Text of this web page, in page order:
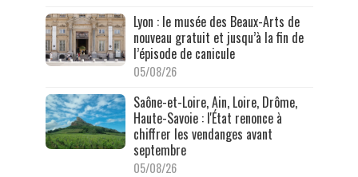
Lyon : le musée des Beaux-Arts de
nouveau gratuit et jusqu’à la fin de
l’épisode de canicule
05/08/26
Saône-et-Loire, Ain, Loire, Drôme,
Haute-Savoie : l'État renonce à
chiffrer les vendanges avant
septembre
05/08/26